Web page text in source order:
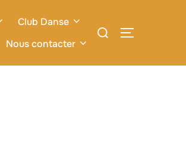
Club Danse
Nous contacter